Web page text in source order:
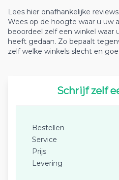
Lees hier onafhankelijke
Wees op de hoogte waar u uw
beoordeel zelf een winkel waar
heeft gedaan. Zo bepaalt
zelf welke winkels slecht en
Schrijf zelf
Bestellen
Service
Prijs
Levering